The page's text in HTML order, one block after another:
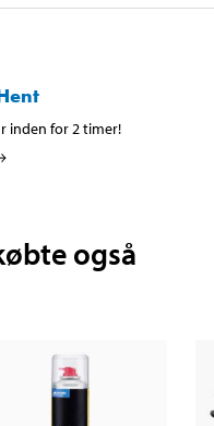
inden for 2 timer!
også